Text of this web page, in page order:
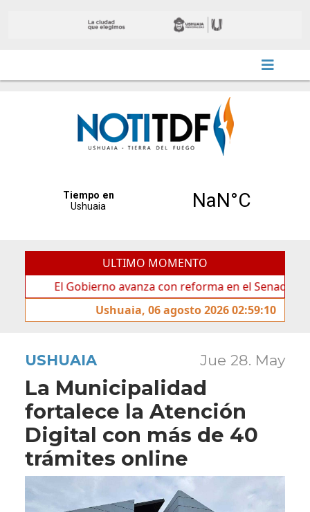
ULTIMO MOMENTO
El Gobierno avanza con reforma en el Senado
Ushuaia, 06 agosto 2026 02:59:10
USHUAIA Jue 28. May
La Municipalidad
fortalece la Atención
Digital con más de 40
trámites online